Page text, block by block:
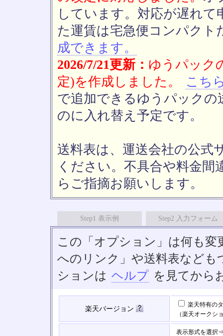
しています。対応が遅れ
た運賃は宅急便コンパクト
成できます。
2026/7/21更新： ゆうパック
定)を作成しました。
こち
で追加できるゆうパックの
のに入れ替え予定です。
送料表は、運送会社の公式
ください。不具合や料金間
らご指摘お願いします。
Step1 表示例 Step2 入力フォーム
この「オプション」は何も
へのリンク」や送料表など
ションは ヘルプ を見てから
楽天バージョン
楽天特有の
（楽天オークシ
表示形式を選択